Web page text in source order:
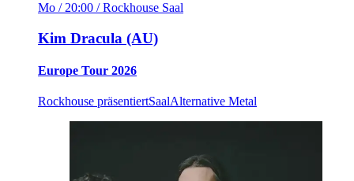
Mo / 20:00 / Rockhouse Saal
Kim Dracula (AU)
Europe Tour 2026
Rockhouse präsentiertSaalAlternative Metal